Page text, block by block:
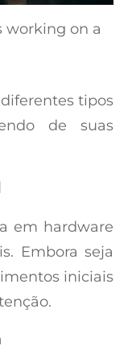
working on a
tipos
de suas
em hardware
Embora seja
iniciais